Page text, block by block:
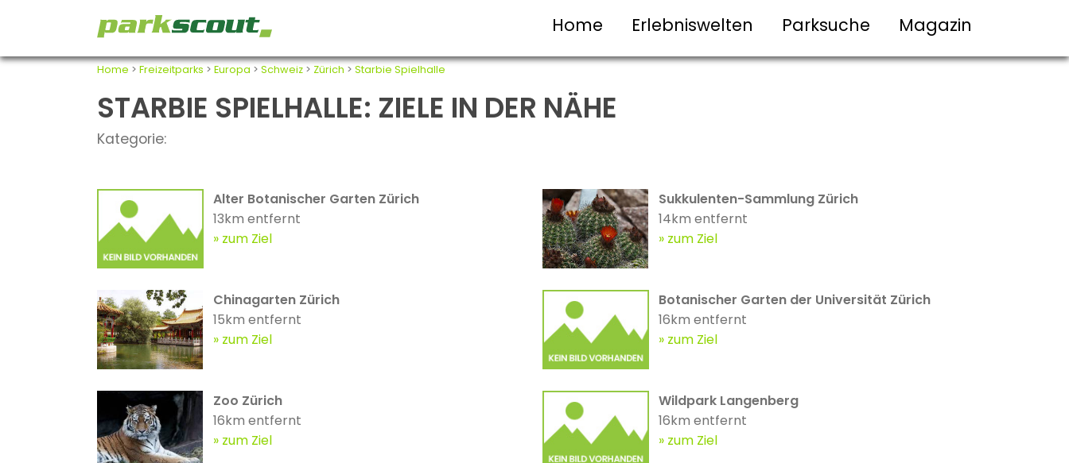
Home Erlebniswelten Parksuche Magazin
Home > Freizeitparks > Europa > Schweiz > Zürich > Starbie Spielhalle
STARBIE SPIELHALLE: ZIELE IN DER NÄHE
Kategorie:
Alter Botanischer Garten Zürich
13km entfernt
zum Ziel
Sukkulenten-Sammlung Zürich
14km entfernt
zum Ziel
Chinagarten Zürich
15km entfernt
zum Ziel
Botanischer Garten der Universität Zürich
16km entfernt
zum Ziel
Zoo Zürich
16km entfernt
zum Ziel
Wildpark Langenberg
16km entfernt
zum Ziel